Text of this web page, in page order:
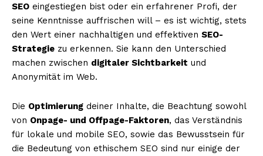
SEO eingestiegen bist oder ein erfahrener Profi, der
seine Kenntnisse auffrischen will – es ist wichtig, stets
den Wert einer nachhaltigen und effektiven SEO-
Strategie zu erkennen. Sie kann den Unterschied
machen zwischen digitaler Sichtbarkeit und
Anonymität im Web.
Die Optimierung deiner Inhalte, die Beachtung sowohl
von Onpage- und Offpage-Faktoren, das Verständnis
für lokale und mobile SEO, sowie das Bewusstsein für
die Bedeutung von ethischem SEO sind nur einige der